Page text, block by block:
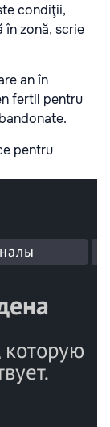
condiţii,
zonă, scrie
an în
fertil pentru
pentru